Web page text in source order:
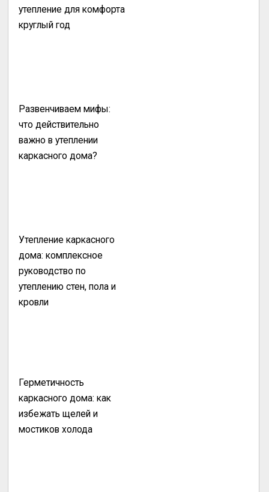
утепление для комфорта
круглый год
Развенчиваем мифы:
что действительно
важно в утеплении
каркасного дома?
Утепление каркасного
дома: комплексное
руководство по
утеплению стен, пола и
кровли
Герметичность
каркасного дома: как
избежать щелей и
мостиков холода